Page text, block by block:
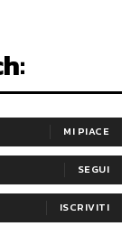
MI PIACE
SEGUI
ISCRIVITI